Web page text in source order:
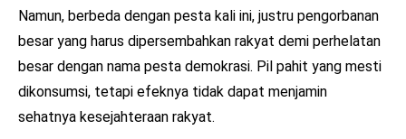
Namun, berbeda dengan pesta kali ini, justru pengorbanan
besar yang harus dipersembahkan rakyat demi perhelatan
besar dengan nama pesta demokrasi. Pil pahit yang mesti
dikonsumsi, tetapi efeknya tidak dapat menjamin
sehatnya kesejahteraan rakyat.